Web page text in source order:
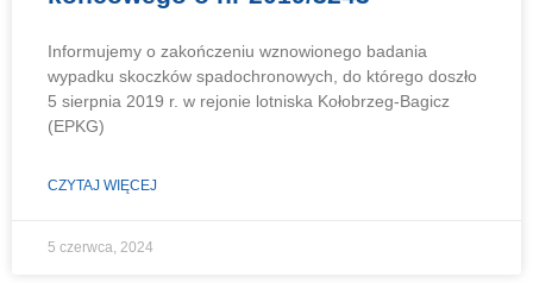
Informujemy o zakończeniu wznowionego badania
wypadku skoczków spadochronowych, do którego doszło
5 sierpnia 2019 r. w rejonie lotniska Kołobrzeg-Bagicz
(EPKG)
CZYTAJ WIĘCEJ
5 czerwca, 2024